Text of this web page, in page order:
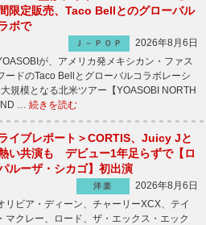
限定販売、Taco Bellとのグローバル
ボで
Ｊ－ＰＯＰ
2026年8月6日
が、アメリカ発メキシカン・ファス
ードのTaco Bellとグローバルコラボレーシ
規模となる北米ツアー【YOASOBI NORTH
… 続きを読む
イブレポート＞CORTIS、Juicy Jと
い共演も デビュー1年足らずで【ロ
ルーザ・シカゴ】初出演
洋楽
2026年8月6日
リビア・ディーン、チャーリーXCX、テイ
マクレー、ロード、ザ・エックス・エック